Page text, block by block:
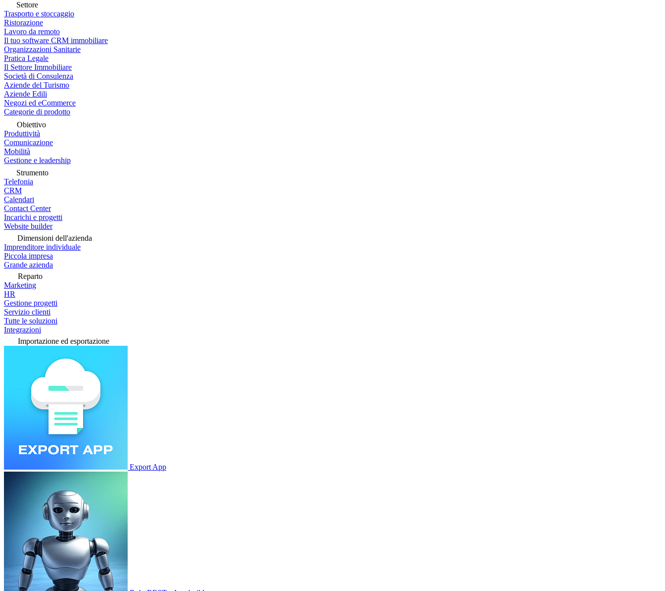
Settore
Trasporto e stoccaggio
Ristorazione
Lavoro da remoto
Il tuo software CRM immobiliare
Organizzazioni Sanitarie
Pratica Legale
Il Settore Immobiliare
Società di Consulenza
Aziende del Turismo
Aziende Edili
Negozi ed eCommerce
Categorie di prodotto
Obiettivo
Produttività
Comunicazione
Mobilità
Gestione e leadership
Strumento
Telefonia
CRM
Calendari
Contact Center
Incarichi e progetti
Website builder
Dimensioni dell'azienda
Imprenditore individuale
Piccola impresa
Grande azienda
Reparto
Marketing
HR
Gestione progetti
Servizio clienti
Tutte le soluzioni
Integrazioni
Importazione ed esportazione
Export App